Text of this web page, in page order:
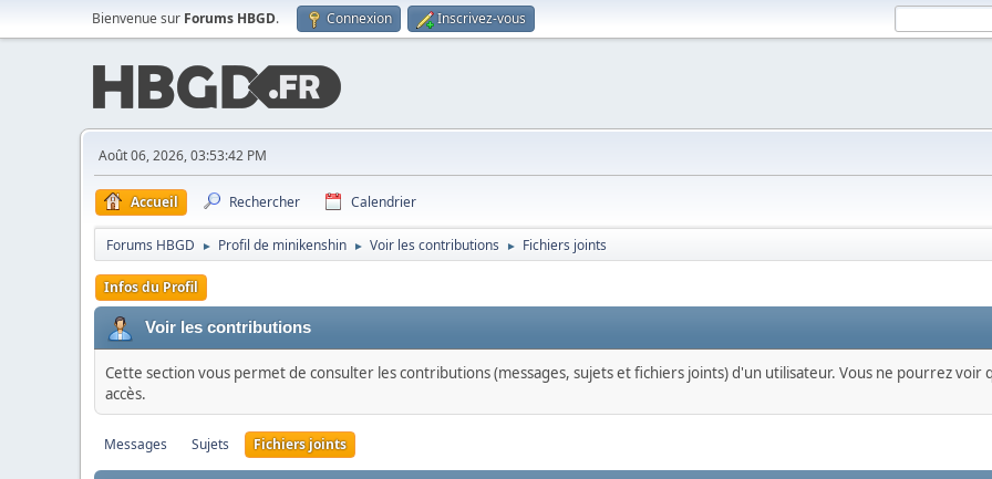
Bienvenue sur Forums HBGD. Connexion Inscrivez-vous
Août 06, 2026, 03:53:42 PM
Accueil Rechercher Calendrier
Forums HBGD ► Profil de minikenshin ► Voir les contributions ► Fichiers joints
Infos du Profil
Voir les contributions
Cette section vous permet de consulter les contributions (messages, sujets et fichiers joints) d'un utilisateur. Vous ne pourrez voir
accès.
Messages Sujets Fichiers joints